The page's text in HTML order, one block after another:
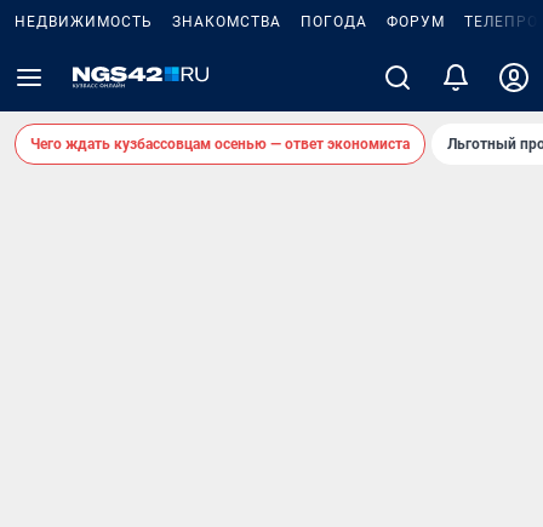
НЕДВИЖИМОСТЬ ЗНАКОМСТВА ПОГОДА ФОРУМ
Чего ждать кузбассовцам осенью — ответ экономиста Льготный